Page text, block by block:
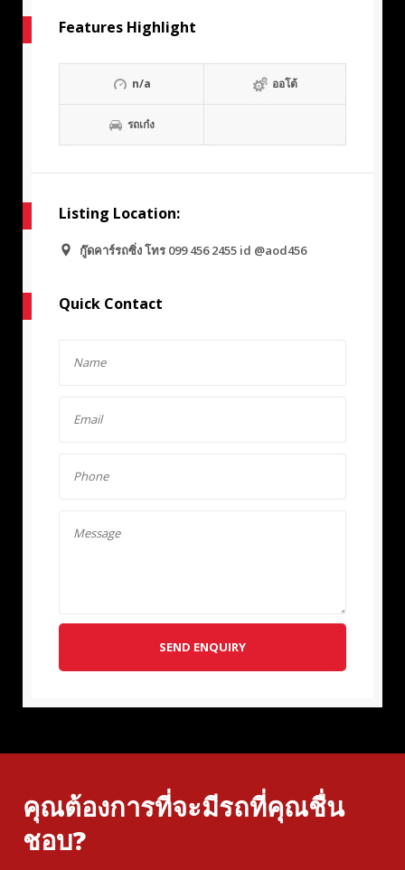
Features Highlight
n/a ออโต้
รถเก๋ง
Listing Location:
กู๊ดคาร์รถซิ่ง โทร 099 456 2455 id @aod456
Quick Contact
SEND ENQUIRY
คุณต้องการที่จะมีรถที่คุณชื่น
ชอบ?